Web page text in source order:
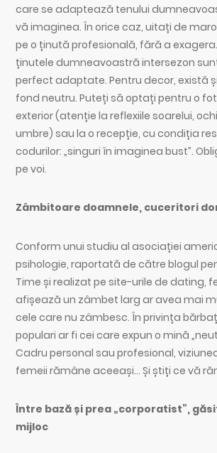
care se adaptează tenului
vă imaginea. În orice caz, uitați de
pe o ținută profesională, fără a
ținutele dumneavoastră intersezon
perfect adaptate. Pentru decor, există
fond neutru. Puteți să optați pentru o
exterior (atenție la reflexiile soarelui,
umbre) sau la o recepție, cu condiția
codurilor: „singuri în imaginea bust”.
pe voi.
Zâmbitoare doamnele, cuceritori
Conform unui studiu al asociației
psihologie, raportată de către blogul
Time și realizat pe site-urile de dating,
afișează un zâmbet larg ar avea mai
cele care nu zâmbesc. În privința
populari ar fi cei care expun o mină
Cadru personal sau profesional,
femeii rămâne aceeași… Și știți ce vă
Între bază și prea „corporatist”,
mijloc